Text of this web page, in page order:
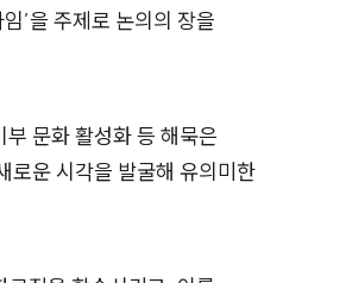
’을 주제로 논의의 장을
문화 활성화 등 해묵은
로운 시각을 발굴해 유의미한